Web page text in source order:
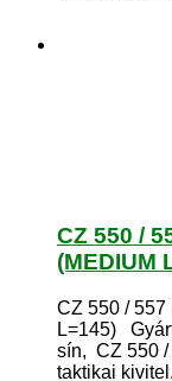
CZ 550 /
(MEDIUM
CZ 550 / 557
L=145)
sín, CZ 550 /
taktikai